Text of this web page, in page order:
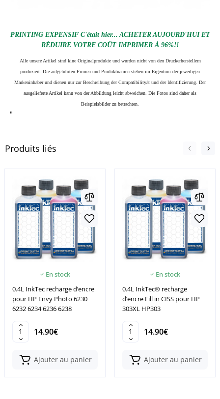
PRINTING EXPENSIF C'était hier... ACHETER AUJOURD'HUI ET
RÉDUIRE VOTRE COÛT IMPRIMER À 96%!!
Alle unsere Artikel sind kine Originalprodukte und wurden nicht von den Druckerherstellern
produziert. Die aufgeführten Firmen und Produktnamen stehen im Eigentum der jeweiligen
Markeninhaber und dienen nur zur Beschreibung der Compatibilityät und der Identifizierung. Der
ausgelieferte Artikel kann von der Abbildung leicht abweichen. Die Fotos sind daher als
Beispielsbilder zu betrachten.
"
Produits liés
En stock
0.4L InkTec recharge d’encre
pour HP Envy Photo 6230
6232 6234 6236 6238
14.90€
Ajouter au panier
En stock
0.4L InkTec® recharge
d’encre Fill in CISS pour HP
303XL HP303
14.90€
Ajouter au panier